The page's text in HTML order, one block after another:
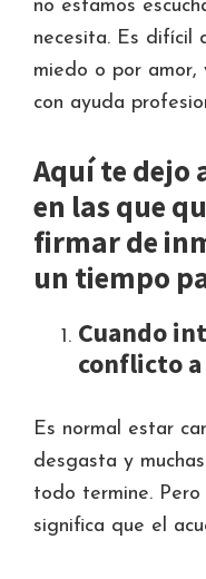
no estamos
necesita. Es difícil
miedo o por
con ayuda
Aquí te dejo
en las que
firmar de
un tiempo
Cuando
conflicto
Es normal estar
desgasta y
todo termine.
significa que el